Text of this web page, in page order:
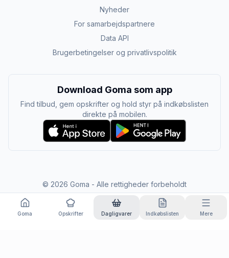
Nyheder
For samarbejdspartnere
Data API
Brugerbetingelser og privatlivspolitik
Download Goma som app
Find tilbud, gem opskrifter og hold styr på indkøbslisten
direkte på mobilen.
© 2026 Goma - Alle rettigheder forbeholdt
Goma Opskrifter Dagligvarer Indkøbslisten Mere